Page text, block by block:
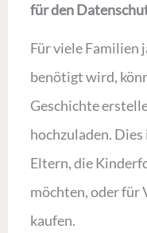
für den
Für viele Familien
benötigt wird,
Geschichte
hochzuladen.
Eltern, die
möchten, oder für
kaufen.